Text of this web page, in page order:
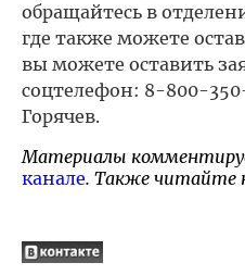
обращайтесь в
где также можете
вы можете оставить
соцтелефон: 8-800-
Горячев.
Материалы
канале. Также читайте